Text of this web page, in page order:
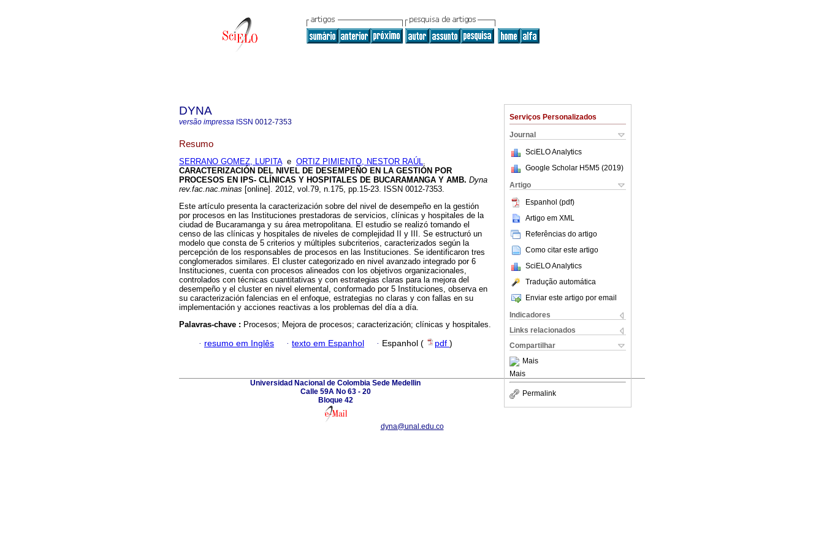
Serviços Personalizados
Journal
SciELO Analytics
Google Scholar H5M5 (2019)
Artigo
Espanhol (pdf)
Artigo em XML
Referências do artigo
Como citar este artigo
SciELO Analytics
Tradução automática
Enviar este artigo por email
Indicadores
Links relacionados
Compartilhar
Mais
Mais
Permalink
DYNA
versão impressa ISSN 0012-7353
Resumo
SERRANO GOMEZ, LUPITAe ORTIZ PIMIENTO, NESTOR RAÚL.
CARACTERIZACIÓN DEL NIVEL DE DESEMPEÑO EN LA GESTIÓN POR
PROCESOS EN IPS- CLÍNICAS Y HOSPITALES DE BUCARAMANGA Y AMB. Dyna
rev.fac.nac.minas [online]. 2012, vol.79, n.175, pp.15-23. ISSN 0012-7353.
Este artículo presenta la caracterización sobre del nivel de desempeño en la gestión
por procesos en las Instituciones prestadoras de servicios, clínicas y hospitales de la
ciudad de Bucaramanga y su área metropolitana. El estudio se realizó tomando el
censo de las clínicas y hospitales de niveles de complejidad II y III. Se estructuró un
modelo que consta de 5 criterios y múltiples subcriterios, caracterizados según la
percepción de los responsables de procesos en las Instituciones. Se identificaron tres
conglomerados similares. El cluster categorizado en nivel avanzado integrado por 6
Instituciones, cuenta con procesos alineados con los objetivos organizacionales,
controlados con técnicas cuantitativas y con estrategias claras para la mejora del
desempeño y el cluster en nivel elemental, conformado por 5 Instituciones, observa en
su caracterización falencias en el enfoque, estrategias no claras y con fallas en su
implementación y acciones reactivas a los problemas del día a día.
Palavras-chave : Procesos; Mejora de procesos; caracterización; clínicas y hospitales.
· resumo em Inglês · texto em Espanhol · Espanhol ( pdf )
Universidad Nacional de Colombia Sede Medellin
Calle 59A No 63 - 20
Bloque 42
dyna@unal.edu.co